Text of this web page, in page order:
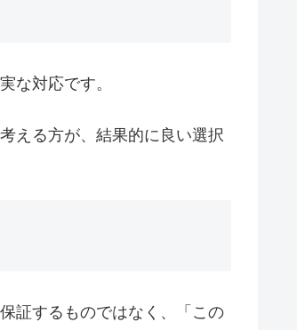
な対応です。
える方が、結果的に良い選択
証するものではなく、「この